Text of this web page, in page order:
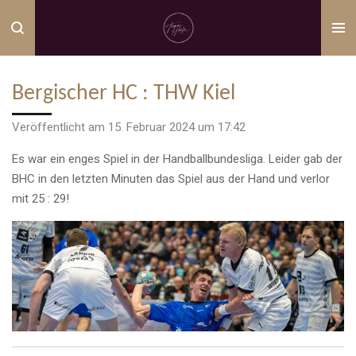
Hauptinhalt
springen
Bergischer HC : THW Kiel
Veröffentlicht am 15. Februar 2024 um 17:42
Es war ein enges Spiel in der Handballbundesliga. Leider gab der
BHC in den letzten Minuten das Spiel aus der Hand und verlor
mit 25 : 29!